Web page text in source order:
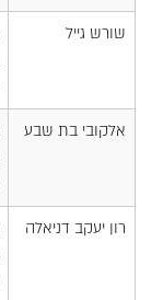
שורש גייל
אלקובי בת שבע
רון יעקב דניאלה